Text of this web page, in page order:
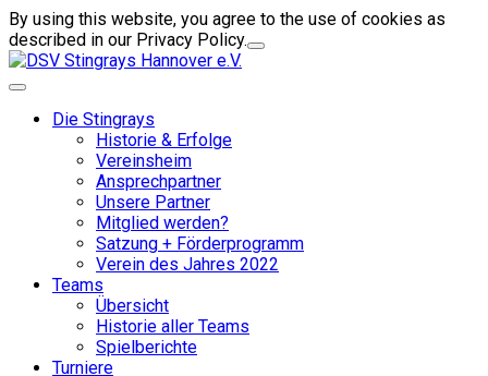
By using this website, you agree to the use of cookies as
described in our Privacy Policy.
Die Stingrays
Historie & Erfolge
Vereinsheim
Ansprechpartner
Unsere Partner
Mitglied werden?
Satzung + Förderprogramm
Verein des Jahres 2022
Teams
Übersicht
Historie aller Teams
Spielberichte
Turniere